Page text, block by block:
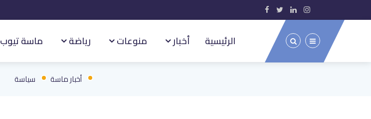
الرئيسية أخبار منوعات رياضة ماسة تيوب
أخبار ماسة سياسة